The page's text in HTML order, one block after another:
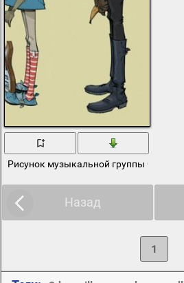
Рисунок музыкальной группы Gorillaz
Назад
1